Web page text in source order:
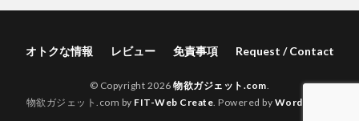
オトクな情報 レビュー 免責事項 Request / Contact
© Copyright 2026物欲ガジェット.com
物欲ガジェット.com by FIT-Web Create . Powered by WordPress